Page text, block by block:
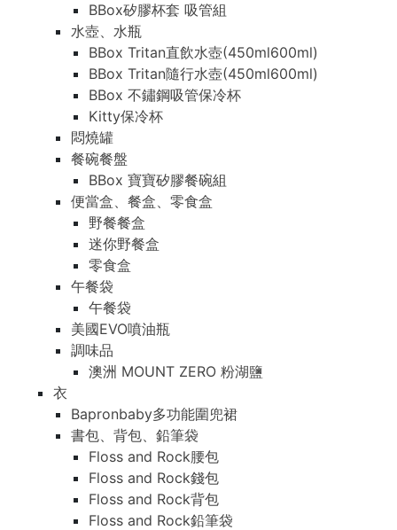
BBox矽膠杯套 吸管組
水壺、水瓶
BBox Tritan直飲水壺(450ml600ml)
BBox Tritan隨行水壺(450ml600ml)
BBox 不鏽鋼吸管保冷杯
Kitty保冷杯
悶燒罐
餐碗餐盤
BBox 寶寶矽膠餐碗組
便當盒、餐盒、零食盒
野餐餐盒
迷你野餐盒
零食盒
午餐袋
午餐袋
美國EVO噴油瓶
調味品
澳洲 MOUNT ZERO 粉湖鹽
衣
Bapronbaby多功能圍兜裙
書包、背包、鉛筆袋
Floss and Rock腰包
Floss and Rock錢包
Floss and Rock背包
Floss and Rock鉛筆袋